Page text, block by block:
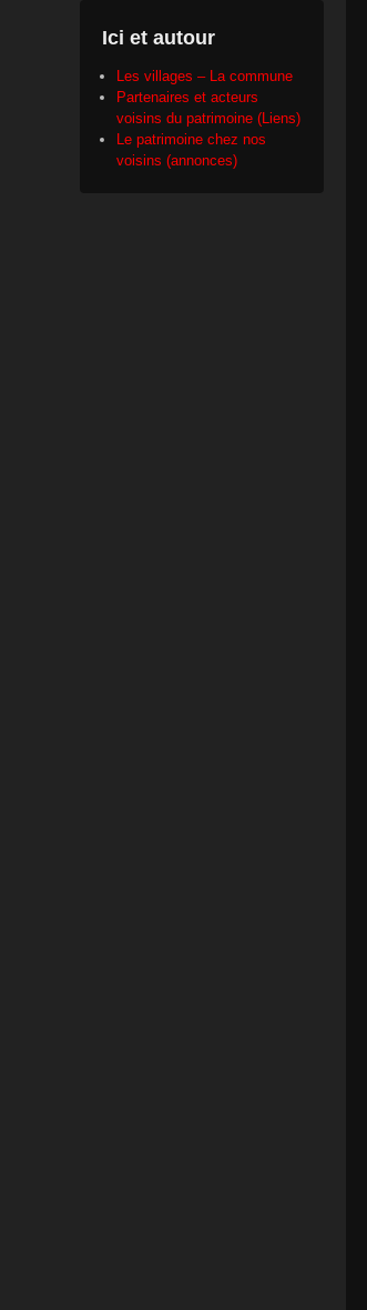
Ici et autour
Les villages – La commune
Partenaires et acteurs
voisins du patrimoine (Liens)
Le patrimoine chez nos
voisins (annonces)